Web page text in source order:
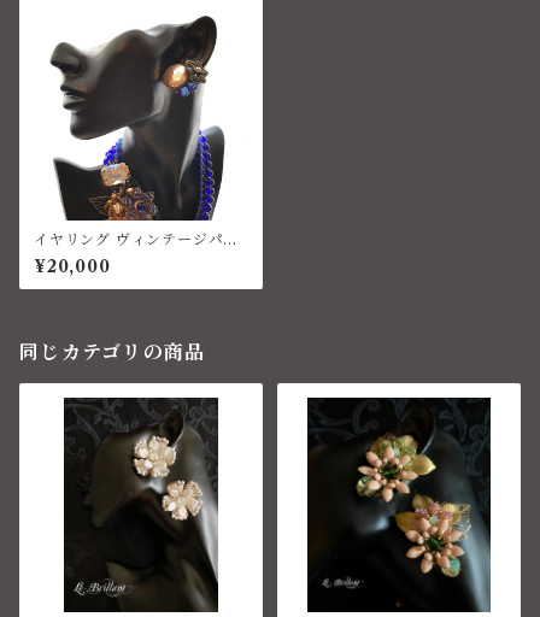
イヤリング ヴィンテージパー
ル ベネチアングラス コスチュ
ームジュエリー
¥20,000
同じカテゴリの商品